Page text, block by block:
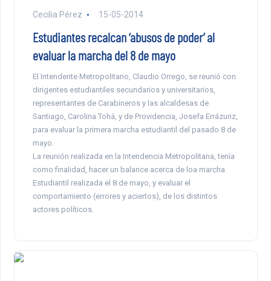
Cecilia Pérez 15-05-2014
Estudiantes recalcan ‘abusos de poder’ al
evaluar la marcha del 8 de mayo
El Intendente Metropolitano, Claudio Orrego, se reunió con
dirigentes estudiantiles secundarios y universitarios,
representantes de Carabineros y las alcaldesas de
Santiago, Carolina Tohá, y de Providencia, Josefa Errázuriz,
para evaluar la primera marcha estudiantil del pasado 8 de
mayo.
La reunión realizada en la Intendencia Metropolitana, tenía
como finalidad, hacer un balance acerca de loa marcha
Estudiantil realizada el 8 de mayo, y evaluar el
comportamiento (errores y aciertos), de los distintos
actores políticos.